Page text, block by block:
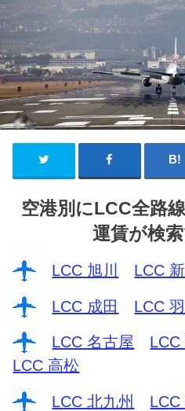
空港別にLCC全路
運賃が検
LCC 旭川 LCC
LCC 成田 LCC
LCC 名古屋 LCC
LCC 高松
LCC 北九州 LCC